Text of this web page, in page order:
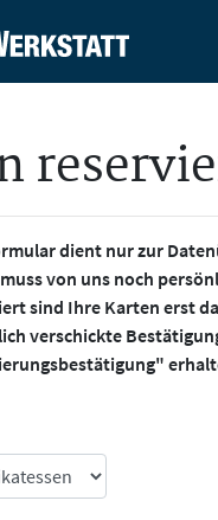
dient nur zur
von uns noch
sind Ihre Karten erst
verschickte